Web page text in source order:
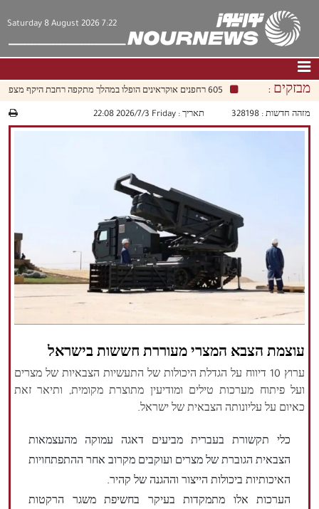
Saturday 8 August 2026 7:22
דף הבית| צור קשר| אודות
|فارسي |
English
|العربيه
|
|עברית|
русский | 中文
|
מבזקים : 605 רחפנים אוקראינים הופלו במהלך מתקפה רחבת היקף מצפון למוסקבה
מזהה חדשות : 328198 תאריך :‫‫Friday‬‬ 2026/7/3 22:08
עוצמת הצבא המצרי מעוררת חששות בישראל
ערוץ 10 דיווח על הגדלת היכולות של התעשיות הצבאיות של מצרים
ועל פיתוח מערכות טילים ומודיעין מתוצרת מקומית, ותיאר זאת
כאיום על עליונותה הצבאית של ישראל.
כלי תקשורת בעברית מביעים דאגה עמוקה מהעצמאות
הצבאית הגוברת של מצרים ועוקבים מקרוב אחר ההתפתחויות
האיכותיות ביכולות הייצור וההגנה של קהיר.
הערכות אלו מתמקדות בעיקר בחשיפת משגר הרקטות